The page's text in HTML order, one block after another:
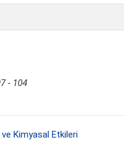
- 104
Kimyasal Etkileri